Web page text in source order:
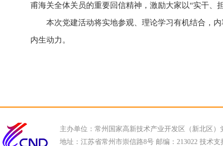
甫海关全体关员的重要回信精神，激励大家以“实干
本次党建活动将实地参观、理论学习有机结合，
内生动力。
主办单位：常州国家高新技术产业开发区（新北区）
地址：江苏省常州市崇信路8号 邮编：213022 技术支